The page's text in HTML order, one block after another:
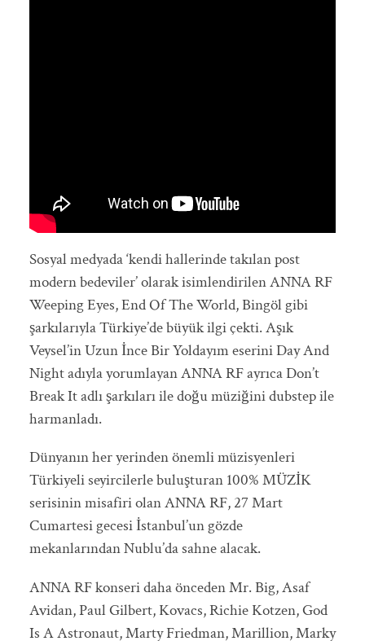
Sosyal medyada ‘kendi hallerinde takılan post
modern bedeviler’ olarak isimlendirilen ANNA RF
Weeping Eyes, End Of The World, Bingöl gibi
şarkılarıyla Türkiye’de büyük ilgi çekti. Aşık
Veysel’in Uzun İnce Bir Yoldayım eserini Day And
Night adıyla yorumlayan ANNA RF ayrıca Don’t
Break It adlı şarkıları ile doğu müziğini dubstep ile
harmanladı.
Dünyanın her yerinden önemli müzisyenleri
Türkiyeli seyircilerle buluşturan 100% MÜZİK
serisinin misafiri olan ANNA RF, 27 Mart
Cumartesi gecesi İstanbul’un gözde
mekanlarından Nublu’da sahne alacak.
ANNA RF konseri daha önceden Mr. Big, Asaf
Avidan, Paul Gilbert, Kovacs, Richie Kotzen, God
Is A Astronaut, Marty Friedman, Marillion, Marky